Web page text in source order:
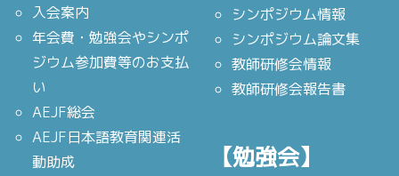
入会案内
年会費・勉強会やシンポ
ジウム参加費等のお支払
い
AEJF総会
AEJF日本語教育関連活
動助成
シンポジウム情報
シンポジウム論文集
教師研修会情報
教師研修会報告書
【勉強会】